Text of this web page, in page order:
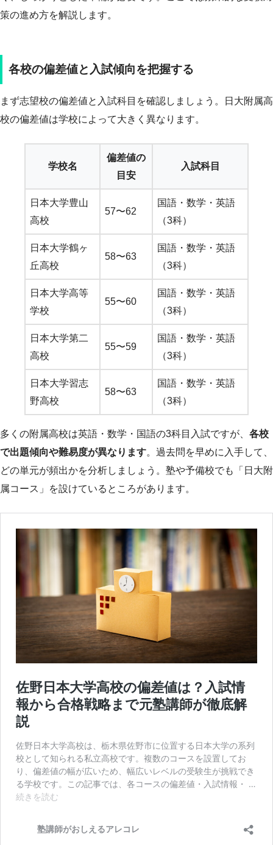
策の進め方を解説します。
各校の偏差値と入試傾向を把握する
まず志望校の偏差値と入試科目を確認しましょう。日大附属高
校の偏差値は学校によって大きく異なります。
学校名
偏差値の
目安
入試科目
日本大学豊山
高校
57〜62
国語・数学・英語
（3科）
日本大学鶴ヶ
丘高校
58〜63
国語・数学・英語
（3科）
日本大学高等
学校
55〜60
国語・数学・英語
（3科）
日本大学第二
高校
55〜59
国語・数学・英語
（3科）
日本大学習志
野高校
58〜63
国語・数学・英語
（3科）
多くの附属高校は英語・数学・国語の3科目入試ですが、 各校
で出題傾向や難易度が異なります。過去問を早めに入手して、
どの単元が頻出かを分析しましょう。塾や予備校でも「日大附
属コース」を設けているところがあります。